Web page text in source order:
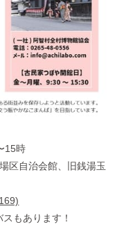
15時
区自治会館、旧銭湯玉
もあります！